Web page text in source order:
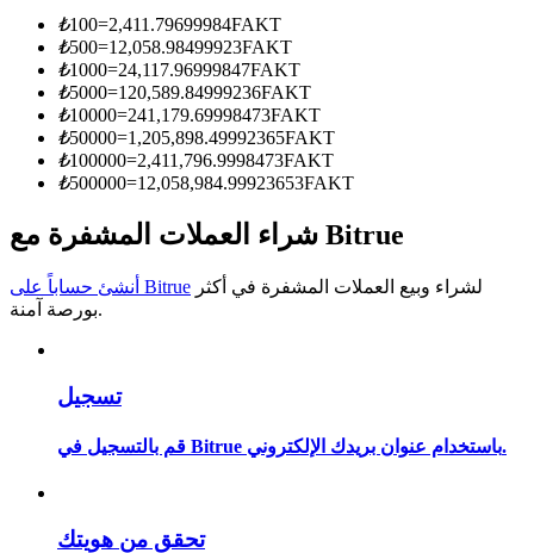
معلومة
تحليل البيانات الضخمة بما في ذلك المعلومات التجارية، وما
إلى ذلك.
مرشد
₺100=2,411.79699984FAKT
₺500=12,058.98499923FAKT
₺1000=24,117.96999847FAKT
₺5000=120,589.84999236FAKT
₺10000=241,179.69998473FAKT
₺50000=1,205,898.49992365FAKT
₺100000=2,411,796.9998473FAKT
₺500000=12,058,984.99923653FAKT
شراء العملات المشفرة مع Bitrue
أنشئ حساباً على Bitrue
بورصة آمنة.
تسجيل
قم بالتسجيل في Bitrue باستخدام عنوان بريدك الإلكتروني.
تحقق من هويتك